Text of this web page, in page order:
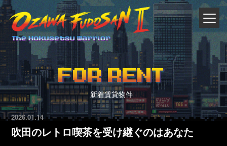
FOR RENT
新着賃貸物件
2026.01.14
吹田のレトロ喫茶を受け継ぐのはあなた